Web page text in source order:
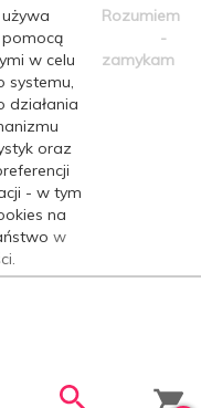
w celu
systemu,
działania
oraz
- w tym
na
w
Rozumiem
-
zamykam